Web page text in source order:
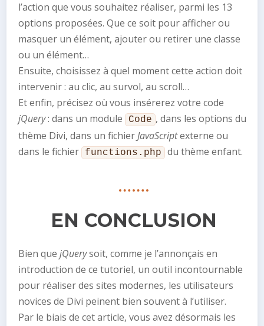
l’action que vous souhaitez réaliser, parmi les 13
options proposées. Que ce soit pour afficher ou
masquer un élément, ajouter ou retirer une classe
ou un élément…
Ensuite, choisissez à quel moment cette action doit
intervenir : au clic, au survol, au scroll…
Et enfin, précisez où vous insérerez votre code
jQuery: dans un module Code , dans les options du
thème Divi, dans un fichierJavaScriptexterne ou
dans le fichier functions.php du thème enfant.
EN CONCLUSION
Bien quejQuerysoit, comme je l’annonçais en
introduction de ce tutoriel, un outil incontournable
pour réaliser des sites modernes, les utilisateurs
novices de Divi peinent bien souvent à l’utiliser.
Par le biais de cet article, vous avez désormais les